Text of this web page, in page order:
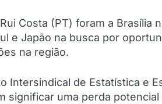
Costa (PT) foram a Brasília
e Japão na busca por
na região.
Intersindical de Estatística e
significar uma perda